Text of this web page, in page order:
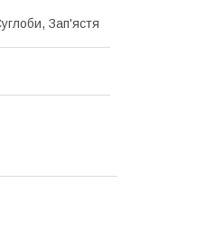
Зап'ястя